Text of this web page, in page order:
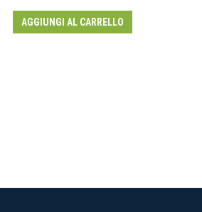
AGGIUNGI AL CARRELLO